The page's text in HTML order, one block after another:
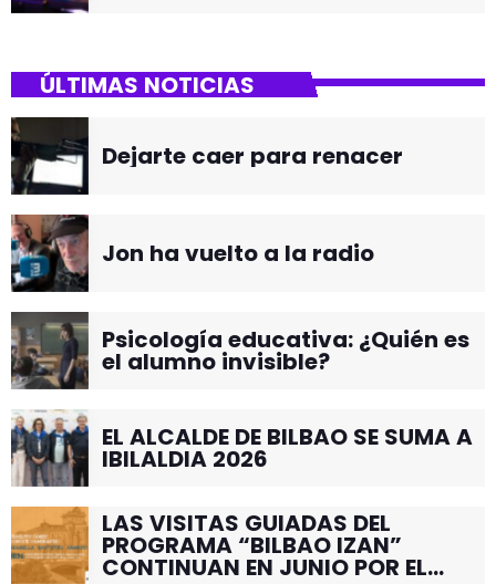
ÚLTIMAS NOTICIAS
Dejarte caer para renacer
Jon ha vuelto a la radio
Psicología educativa: ¿Quién es
el alumno invisible?
EL ALCALDE DE BILBAO SE SUMA A
IBILALDIA 2026
LAS VISITAS GUIADAS DEL
PROGRAMA “BILBAO IZAN”
CONTINUAN EN JUNIO POR EL